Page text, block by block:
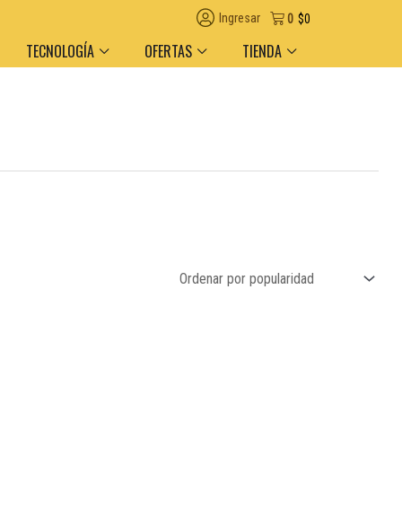
$0
0
Ingresar
TECNOLOGÍA OFERTAS TIENDA